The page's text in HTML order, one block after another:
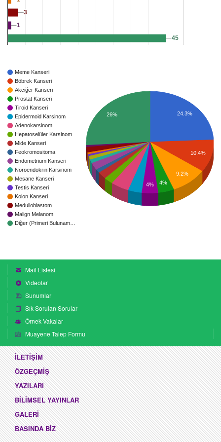
3
3
1
1
45
45
Meme Kanseri
Böbrek Kanseri
Akciğer Kanseri
Prostat Kanseri
Tiroid Kanseri
Epidermoid Karsinom
Adenokarsinom
Hepatoselüler Karsinom
Mide Kanseri
Feokromositoma
Endometrium Kanseri
Nöroendokrin Karsinom
Mesane Kanseri
Testis Kanseri
Kolon Kanseri
Medulloblastom
Malign Melanom
Diğer (Primeri Bulunam…
24.3%
10.4%
9.2%
4%
26%
4%
Mail Listesi
Videolar
Sunumlar
Sık Sorulan Sorular
Örnek Vakalar
Muayene Talep Formu
İLETİŞİM
ÖZGEÇMİŞ
YAZILARI
BİLİMSEL YAYINLAR
GALERİ
BASINDA BİZ